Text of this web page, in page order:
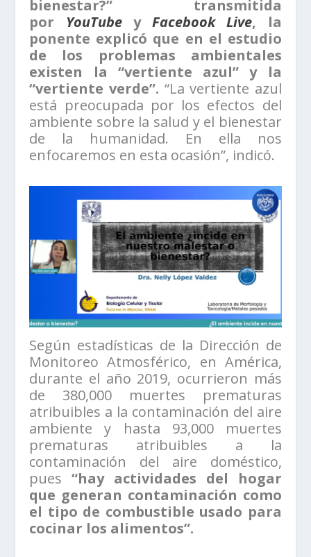
bienestar?” transmitida
por YouTubeyFacebook Live, la
ponente explicó que en el estudio
de los problemas ambientales
existen la “vertiente azul” y la
“vertiente verde”. “La vertiente azul
está preocupada por los efectos del
ambiente sobre la salud y el bienestar
de la humanidad. En ella nos
enfocaremos en esta ocasión”, indicó.
Según estadísticas de la Dirección de
Monitoreo Atmosférico, en América,
durante el año 2019, ocurrieron más
de 380,000 muertes prematuras
atribuibles a la contaminación del aire
ambiente y hasta 93,000 muertes
prematuras atribuibles a la
contaminación del aire doméstico,
pues“hay actividades del hogar
que generan contaminación como
el tipo de combustible usado para
cocinar los alimentos”.